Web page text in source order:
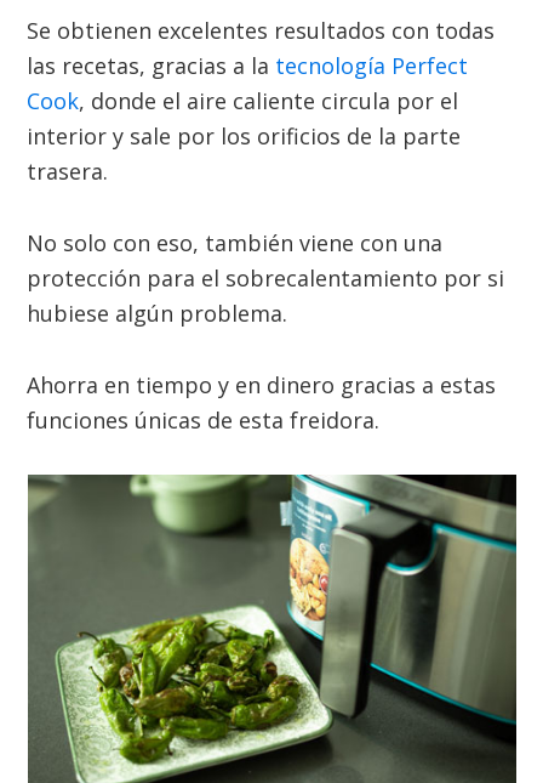
Se obtienen excelentes resultados con todas
las recetas, gracias a la tecnología Perfect
Cook, donde el aire caliente circula por el
interior y sale por los orificios de la parte
trasera.
No solo con eso, también viene con una
protección para el sobrecalentamiento por si
hubiese algún problema.
Ahorra en tiempo y en dinero gracias a estas
funciones únicas de esta freidora.